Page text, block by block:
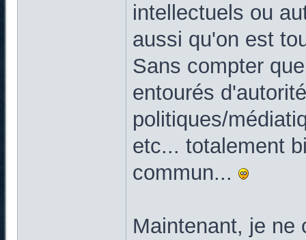
intellectuels ou
aussi qu'on est
Sans compter
entourés
politiques/
etc... totalement
commun...
Maintenant, je ne